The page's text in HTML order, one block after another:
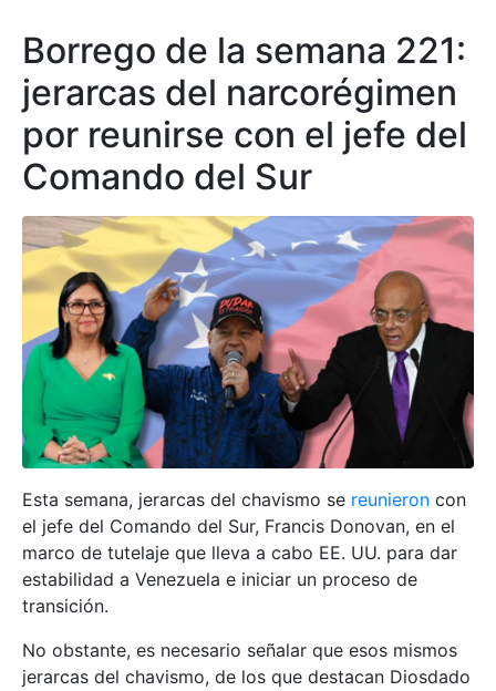
Borrego de la semana 221:
jerarcas del narcorégimen
por reunirse con el jefe del
Comando del Sur
Esta semana, jerarcas del chavismo se reunieron con
el jefe del Comando del Sur, Francis Donovan, en el
marco de tutelaje que lleva a cabo EE. UU. para dar
estabilidad a Venezuela e iniciar un proceso de
transición.
No obstante, es necesario señalar que esos mismos
jerarcas del chavismo, de los que destacan Diosdado